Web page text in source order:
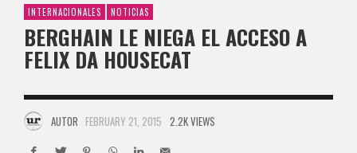
INTERNACIONALES NOTICIAS
BERGHAIN LE NIEGA EL ACCESO A
FELIX DA HOUSECAT
AUTOR FEBRUARY 21, 2015 2.2K VIEWS